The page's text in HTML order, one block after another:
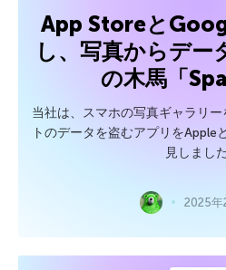
App Storeと
し、写真からデー
の木馬「
当社は、スマホの写真ギャラリ
トのデータを盗むアプリをApple
見しました
2025年